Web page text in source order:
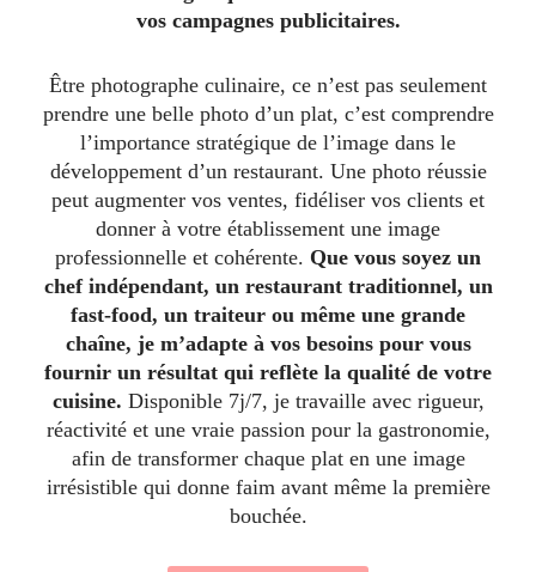
vos campagnes publicitaires.
Être photographe culinaire, ce n’est pas seulement
prendre une belle photo d’un plat, c’est comprendre
l’importance stratégique de l’image dans le
développement d’un restaurant. Une photo réussie
peut augmenter vos ventes, fidéliser vos clients et
donner à votre établissement une image
professionnelle et cohérente. Que vous soyez un
chef indépendant, un restaurant traditionnel, un
fast-food, un traiteur ou même une grande
chaîne, je m’adapte à vos besoins pour vous
fournir un résultat qui reflète la qualité de votre
cuisine. Disponible 7j/7, je travaille avec rigueur,
réactivité et une vraie passion pour la gastronomie,
afin de transformer chaque plat en une image
irrésistible qui donne faim avant même la première
bouchée.